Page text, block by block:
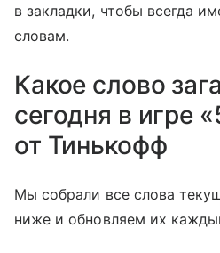
в закладки, чтобы всегда
словам.
Какое слово
сегодня в игре
от Тинькофф
Мы собрали все слова
ниже и обновляем их